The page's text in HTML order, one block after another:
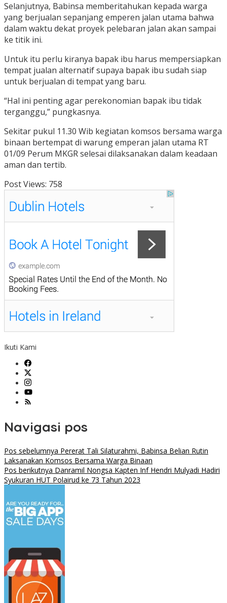
Selanjutnya, Babinsa memberitahukan kepada warga
yang berjualan sepanjang emperen jalan utama bahwa
dalam waktu dekat proyek pelebaran jalan akan sampai
ke titik ini.
Untuk itu perlu kiranya bapak ibu harus mempersiapkan
tempat jualan alternatif supaya bapak ibu sudah siap
untuk berjualan di tempat yang baru.
“Hal ini penting agar perekonomian bapak ibu tidak
terganggu,” pungkasnya.
Sekitar pukul 11.30 Wib kegiatan komsos bersama warga
binaan bertempat di warung emperan jalan utama RT
01/09 Perum MKGR selesai dilaksanakan dalam keadaan
aman dan tertib.
Post Views: 758
Ikuti Kami
Navigasi pos
Pos sebelumnya Pererat Tali Silaturahmi, Babinsa Belian Rutin
Laksanakan Komsos Bersama Warga Binaan
Pos berikutnya Danramil Nongsa Kapten Inf Hendri Mulyadi Hadiri
Syukuran HUT Polairud ke 73 Tahun 2023